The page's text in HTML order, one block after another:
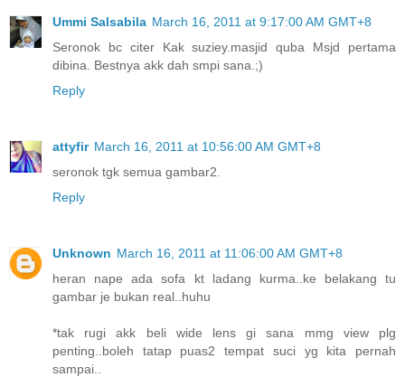
Ummi Salsabila March 16, 2011 at 9:17:00 AM GMT+8
Seronok bc citer Kak suziey.masjid quba Msjd pertama
dibina. Bestnya akk dah smpi sana.;)
Reply
attyfir March 16, 2011 at 10:56:00 AM GMT+8
seronok tgk semua gambar2.
Reply
Unknown March 16, 2011 at 11:06:00 AM GMT+8
heran nape ada sofa kt ladang kurma..ke belakang tu
gambar je bukan real..huhu
*tak rugi akk beli wide lens gi sana mmg view plg
penting..boleh tatap puas2 tempat suci yg kita pernah
sampai..